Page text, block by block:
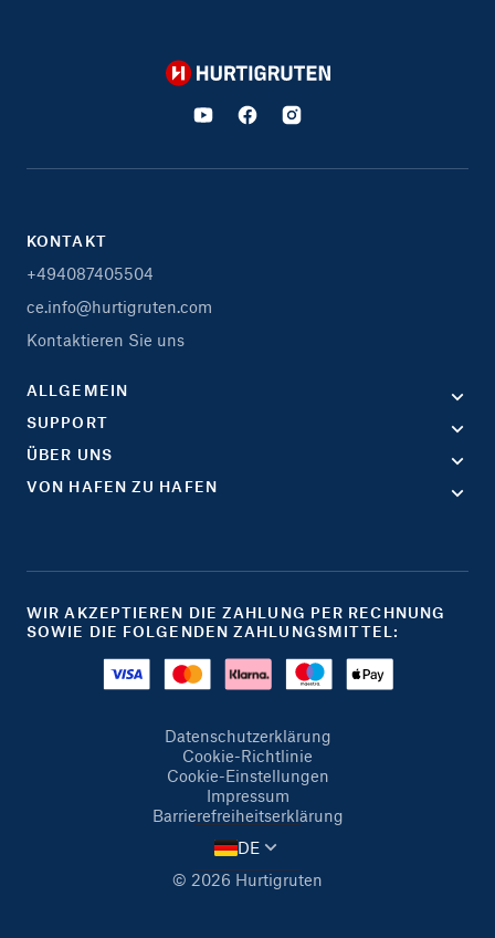
Hurtigruten
KONTAKT
+494087405504
ce.info@hurtigruten.com
Kontaktieren Sie uns
ALLGEMEIN
SUPPORT
ÜBER UNS
VON HAFEN ZU HAFEN
WIR AKZEPTIEREN DIE ZAHLUNG PER RECHNUNG
SOWIE DIE FOLGENDEN ZAHLUNGSMITTEL:
Datenschutzerklärung
Cookie-Richtlinie
Cookie-Einstellungen
Impressum
Barrierefreiheitserklärung
© 2026 Hurtigruten
DE